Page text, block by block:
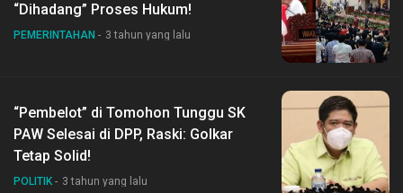
“Dihadang” Proses Hukum!
PEMERINTAHAN 3 tahun yang lalu
“Pembelot” di Tomohon Tunggu SK
PAW Selesai di DPP, Raski: Golkar
Tetap Solid!
POLITIK 3 tahun yang lalu